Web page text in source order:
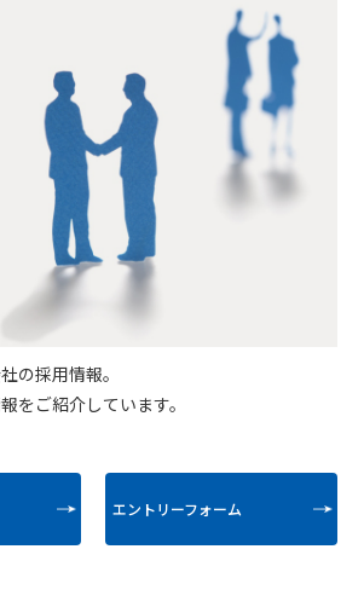
の採用情報。
をご紹介しています。
エントリーフォーム